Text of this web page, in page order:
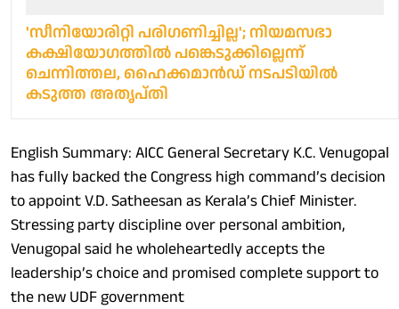
'സീനിയോരിറ്റി പരിഗണിച്ചില്ല'; നിയമസഭാ
കക്ഷിയോഗത്തിൽ പങ്കെടുക്കില്ലെന്ന്
ചെന്നിത്തല, ഹൈക്കമാന്‍ഡ് നടപടിയില്‍
കടുത്ത അതൃപ്തി
English Summary: AICC General Secretary K.C. Venugopal
has fully backed the Congress high command’s decision
to appoint V.D. Satheesan as Kerala’s Chief Minister.
Stressing party discipline over personal ambition,
Venugopal said he wholeheartedly accepts the
leadership’s choice and promised complete support to
the new UDF government